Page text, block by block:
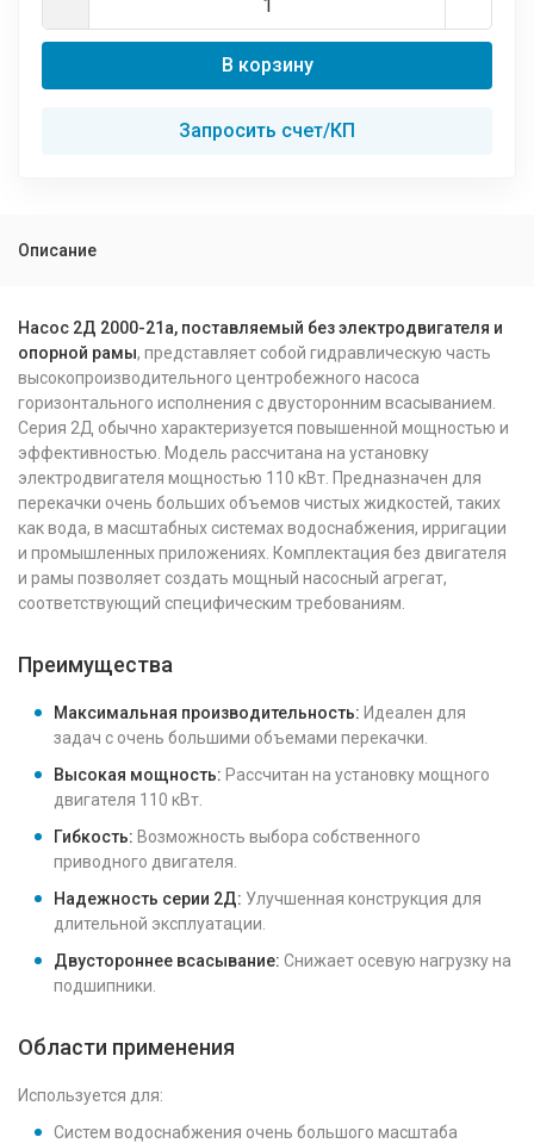
В корзину
Запросить счет/КП
Описание
Насос 2Д 2000-21а, поставляемый без электродвигателя и
опорной рамы, представляет собой гидравлическую часть
высокопроизводительного центробежного насоса
горизонтального исполнения с двусторонним всасыванием.
Серия 2Д обычно характеризуется повышенной мощностью и
эффективностью. Модель рассчитана на установку
электродвигателя мощностью 110 кВт. Предназначен для
перекачки очень больших объемов чистых жидкостей, таких
как вода, в масштабных системах водоснабжения, ирригации
и промышленных приложениях. Комплектация без двигателя
и рамы позволяет создать мощный насосный агрегат,
соответствующий специфическим требованиям.
Преимущества
Максимальная производительность: Идеален для
задач с очень большими объемами перекачки.
Высокая мощность: Рассчитан на установку мощного
двигателя 110 кВт.
Гибкость: Возможность выбора собственного
приводного двигателя.
Надежность серии 2Д: Улучшенная конструкция для
длительной эксплуатации.
Двустороннее всасывание: Снижает осевую нагрузку на
подшипники.
Области применения
Используется для:
Систем водоснабжения очень большого масштаба